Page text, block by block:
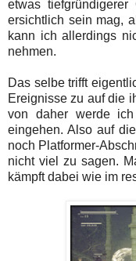
etwas
ersichtlich sein mag,
kann ich allerdings
nehmen.
Das selbe trifft
Ereignisse zu auf die
von daher werde
eingehen. Also auf
noch Platformer-
nicht viel zu sagen.
kämpft dabei wie im